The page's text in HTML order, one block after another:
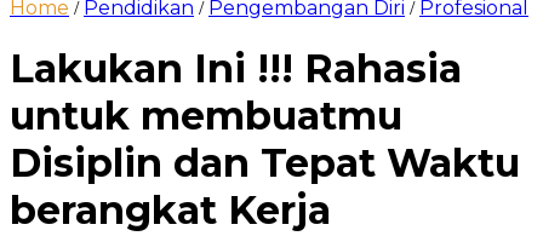
Home / Pendidikan / Pengembangan Diri / Profesional
Lakukan Ini !!! Rahasia
untuk membuatmu
Disiplin dan Tepat Waktu
berangkat Kerja